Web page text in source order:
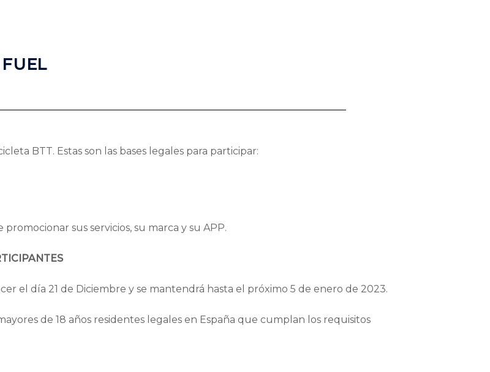
BTT. Estas son las bases legales para participar:
sus servicios, su marca y su APP.
el día 21 de Diciembre y se mantendrá hasta el próximo 5 de enero de 2023.
de 18 años residentes legales en España que cumplan los requisitos